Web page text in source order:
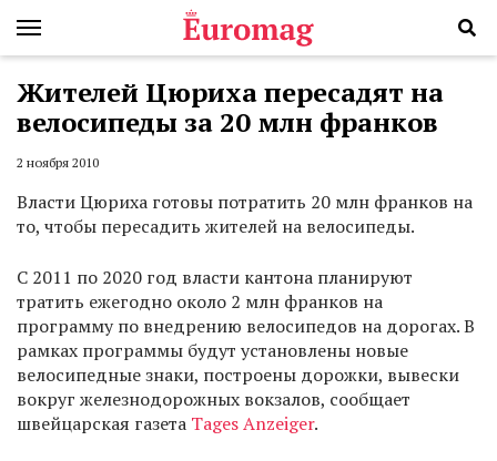
Жителей Цюриха пересадят на
велосипеды за 20 млн франков
2 ноября 2010
Власти Цюриха готовы потратить 20 млн франков на
то, чтобы пересадить жителей на велосипеды.
С 2011 по 2020 год власти кантона планируют
тратить ежегодно около 2 млн франков на
программу по внедрению велосипедов на дорогах. В
рамках программы будут установлены новые
велосипедные знаки, построены дорожки, вывески
вокруг железнодорожных вокзалов, сообщает
швейцарская газета Tages Anzeiger.